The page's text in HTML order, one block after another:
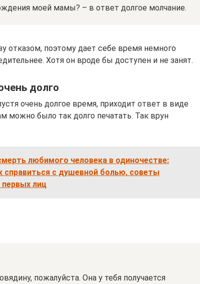
моей мамы? – в ответ долгое молчание.
отказом, поэтому дает себе время немного
Хотя он вроде бы доступен и не занят.
долго
очень долгое время, приходит ответ в виде
можно было так долго печатать. Так врун
любимого человека в одиночестве:
справиться с душевной болью, советы
первых лиц
пожалуйста. Она у тебя получается